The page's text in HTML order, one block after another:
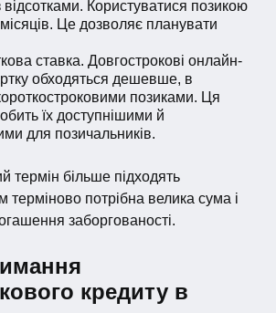
відсотками. Користуватися позикою
Це дозволяє планувати
ставка. Довгострокові онлайн-
обходяться дешевше, в
позиками. Ця
їх доступнішими й
для позичальників.
термін більше підходять
терміново потрібна велика сума і
заборгованості.
кредиту в